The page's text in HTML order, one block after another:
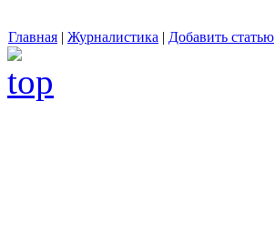
Главная | Журналистика | Добавить статью